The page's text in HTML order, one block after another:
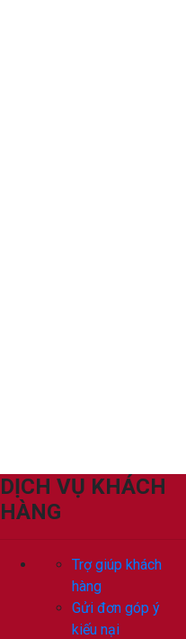
DỊCH VỤ KHÁCH
HÀNG
Trợ giúp khách
hàng
Gửi đơn góp ý
kiếu nại